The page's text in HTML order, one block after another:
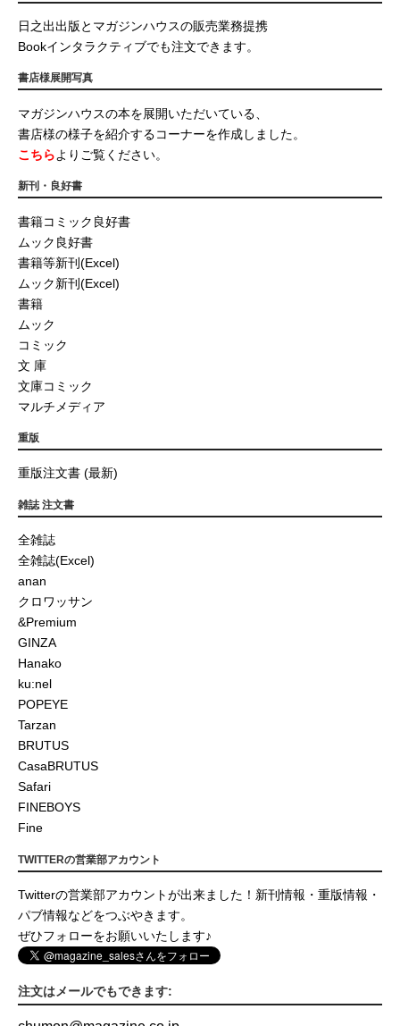
日之出出版とマガジンハウスの販売業務提携
Bookインタラクティブでも注文できます。
書店様展開写真
マガジンハウスの本を展開いただいている、
書店様の様子を紹介するコーナーを作成しました。
こちらよりご覧ください。
新刊・良好書
書籍コミック良好書
ムック良好書
書籍等新刊(Excel)
ムック新刊(Excel)
書籍
ムック
コミック
文 庫
文庫コミック
マルチメディア
重版
重版注文書 (最新)
雑誌 注文書
全雑誌
全雑誌(Excel)
anan
クロワッサン
&Premium
GINZA
Hanako
ku:nel
POPEYE
Tarzan
BRUTUS
CasaBRUTUS
Safari
FINEBOYS
Fine
TWITTERの営業部アカウント
Twitterの営業部アカウントが出来ました！新刊情報・重版情報・
パブ情報などをつぶやきます。
ぜひフォローをお願いいたします♪
注文はメールでもできます: